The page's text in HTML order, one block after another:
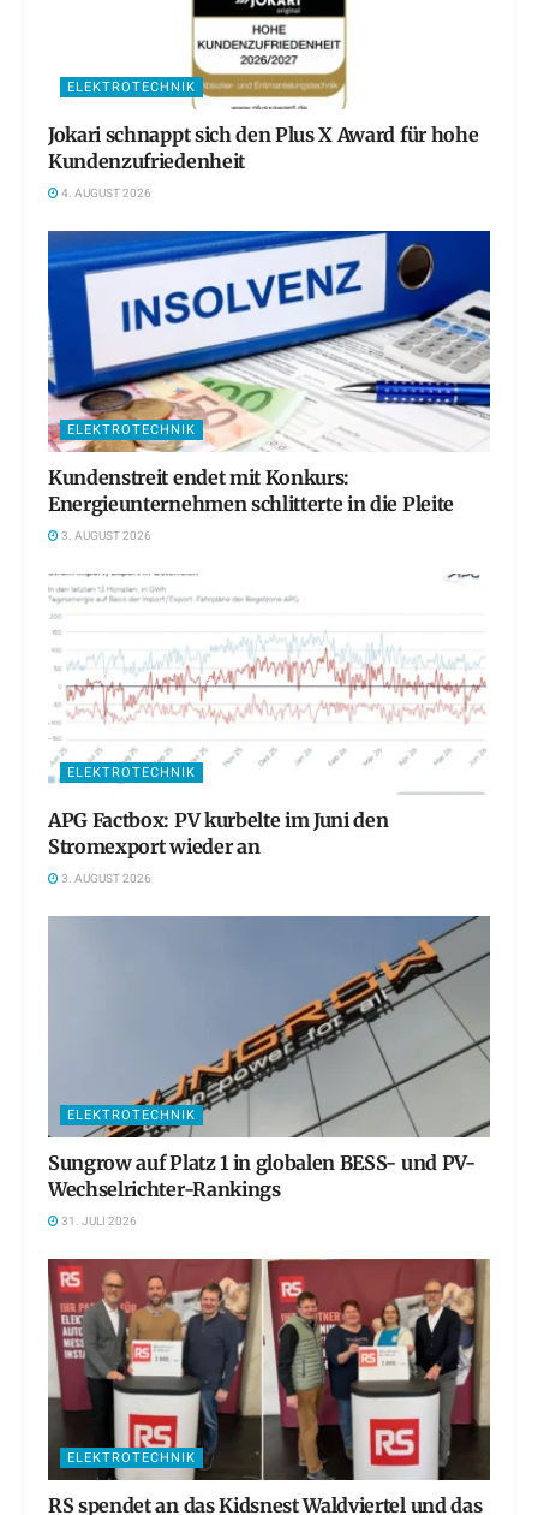
ELEKTROTECHNIK
Jokari schnappt sich den Plus X Award für hohe
Kundenzufriedenheit
4. AUGUST 2026
ELEKTROTECHNIK
Kundenstreit endet mit Konkurs:
Energieunternehmen schlitterte in die Pleite
3. AUGUST 2026
ELEKTROTECHNIK
APG Factbox: PV kurbelte im Juni den
Stromexport wieder an
3. AUGUST 2026
ELEKTROTECHNIK
Sungrow auf Platz 1 in globalen BESS- und PV-
Wechselrichter-Rankings
31. JULI 2026
ELEKTROTECHNIK
RS spendet an das Kidsnest Waldviertel und das